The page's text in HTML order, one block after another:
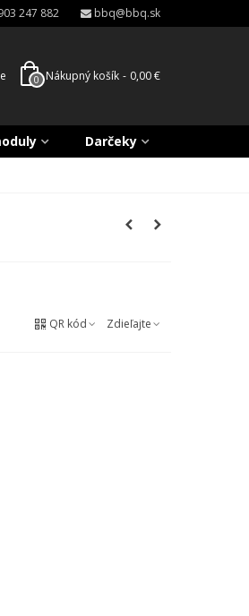
247 882 bbq@bbq.sk
0 Nákupný košík - 0,00 €
Darčeky
QR kód
Zdieľajte